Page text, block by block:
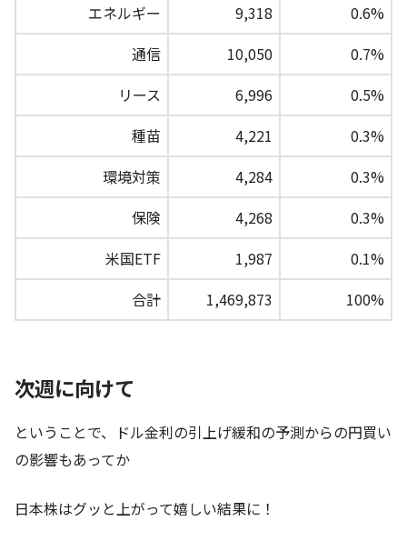
エネルギー
9,318
0.6%
通信
10,050
0.7%
リース
6,996
0.5%
種苗
4,221
0.3%
環境対策
4,284
0.3%
保険
4,268
0.3%
米国ETF
1,987
0.1%
合計
1,469,873 100%
次週に向けて
ということで、ドル金利の引上げ緩和の予測からの円買い
の影響もあってか
日本株はグッと上がって嬉しい結果に！